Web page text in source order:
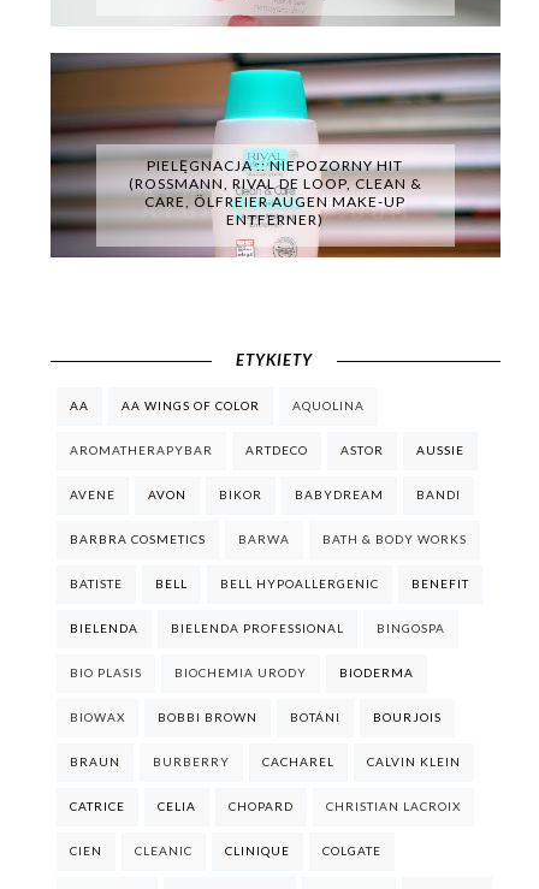
PIELĘGNACJA :: NIEPOZORNY HIT
(ROSSMANN, RIVAL DE LOOP, CLEAN &
CARE, ÖLFREIER AUGEN MAKE-UP
ENTFERNER)
ETYKIETY
AA AA WINGS OF COLOR AQUOLINA
AROMATHERAPYBAR ARTDECO ASTOR AUSSIE
AVENE AVON BIKOR BABYDREAM BANDI
BARBRA COSMETICS BARWA BATH & BODY WORKS
BATISTE BELL BELL HYPOALLERGENIC BENEFIT
BIELENDA BIELENDA PROFESSIONAL BINGOSPA
BIO PLASIS BIOCHEMIA URODY BIODERMA
BIOWAX BOBBI BROWN BOTÁNI BOURJOIS
BRAUN BURBERRY CACHAREL CALVIN KLEIN
CATRICE CELIA CHOPARD CHRISTIAN LACROIX
CIEN CLEANIC CLINIQUE COLGATE